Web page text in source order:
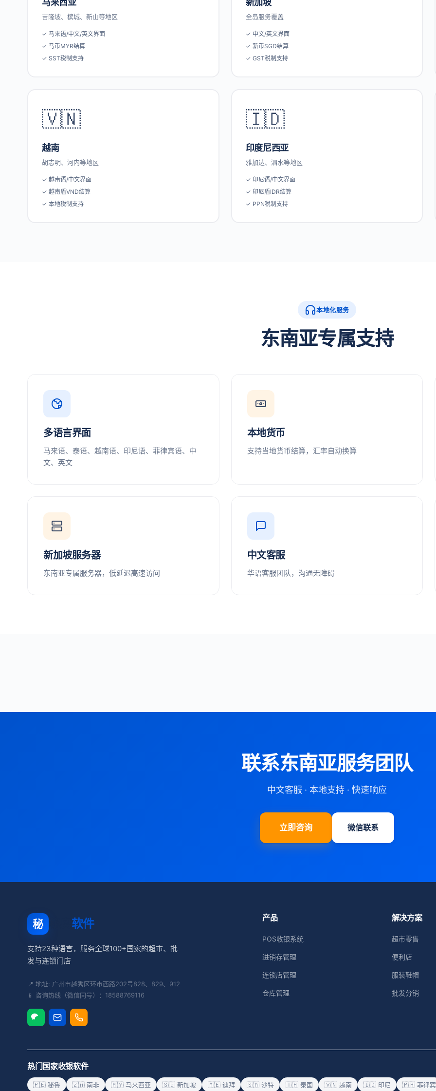
马来西亚
吉隆坡、槟城、新山等地区
✓ 马来语/中文/英文界面
✓ 马币MYR结算
✓ SST税制支持
新加坡
全岛服务覆盖
✓ 中文/英文界面
✓ 新币SGD结算
✓ GST税制支持
🇻🇳
越南
胡志明、河内等地区
✓ 越南语/中文界面
✓ 越南盾VND结算
✓ 本地税制支持
🇮🇩
印度尼西亚
雅加达、泗水等地区
✓ 印尼语/中文界面
✓ 印尼盾IDR结算
✓ PPN税制支持
本地化服务
东南亚专属支持
多语言界面
马来语、泰语、越南语、印尼语、菲律宾语、中
文、英文
本地货币
支持当地货币结算，汇率自动换算
新加坡服务器
东南亚专属服务器，低延迟高速访问
中文客服
华语客服团队，沟通无障碍
联系东南亚服务团队
中文客服 · 本地支持 · 快速响应
立即咨询 微信联系
秘 软件
支持23种语言，服务全球100+国家的超市、批
发与连锁门店
📍 地址: 广州市越秀区环市西路202号828、829、912
📱 咨询热线（微信同号）：18588769116
产品
POS收银系统
进销存管理
连锁店管理
仓库管理
解决方案
超市零售
便利店
服装鞋帽
批发分销
热门国家收银软件
🇵🇪 秘鲁 🇿🇦 南非 🇲🇾 马来西亚 🇸🇬 新加坡 🇦🇪 迪拜 🇸🇦 沙特 🇹🇭 泰国 🇻🇳 越南 🇮🇩 印尼 🇵🇭 菲律宾